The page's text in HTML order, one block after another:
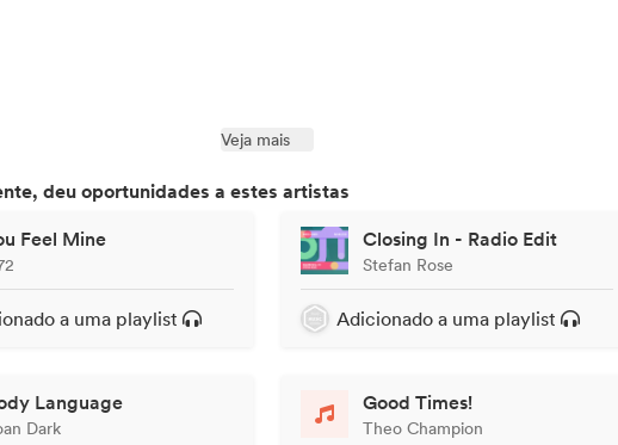
Veja mais
deu oportunidades a estes artistas
Feel Mine
a uma playlist
Closing In - Radio Edit
Stefan Rose
Adicionado a uma playlist
Language
Dark
Good Times!
Theo Champion